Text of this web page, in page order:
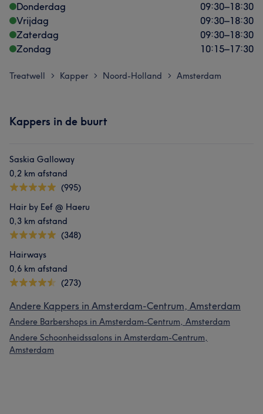
Donderdag
09:30–18:30
Vrijdag
09:30–18:30
Zaterdag
09:30–18:30
Zondag
10:15–17:30
Treatwell > Kapper > Noord-Holland > Amsterdam
Kappers in de buurt
Saskia Galloway
0,2 km afstand
(995)
Hair by Eef @ Haeru
0,3 km afstand
(348)
Hairways
0,6 km afstand
(273)
Andere Kappers in Amsterdam-Centrum, Amsterdam
Andere Barbershops in Amsterdam-Centrum, Amsterdam
Andere Schoonheidssalons in Amsterdam-Centrum,
Amsterdam